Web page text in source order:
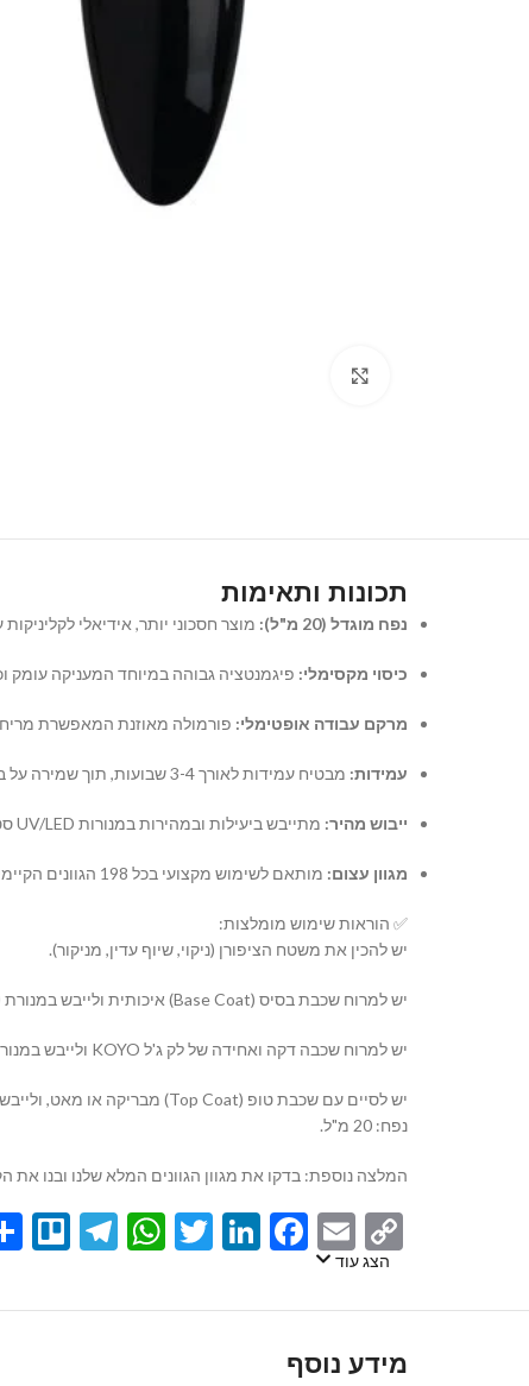
תכונות ותאימות
נפח מוגדל (20 מ"ל): מוצר חסכוני יותר, אידיאלי
כיסוי מקסימלי: פיגמנטציה גבוהה במיוחד המעניקה עומק
מרקם עבודה אופטימלי: פורמולה מאוזנת המאפשרת מריחה
עמידות: מבטיח עמידות לאורך 3-4 שבועות, תוך שמירה על ברק אינטנסיבי ושלמות הציפורן.
ייבוש מהיר: מתייבש ביעילות ובמהירות במנורות UV/LED סטנדרטיות.
מגוון עצום: מותאם לשימוש מקצועי בכל 198 הגוונים הקיימים בסדרת KOYO, לבניית קולקציה מקיפה ומעודכנת.
✅ הוראות שימוש מומלצות:
יש להכין את משטח הציפורן (ניקוי, שיוף עדין, מניקור).
יש למרוח שכבת בסיס (Base Coat) איכותית ולייבש במנורת UV/LED.
יש למרוח שכבה דקה ואחידה של לק ג'ל KOYO ולייבש במנורה. במידת הצורך, יש לחזור על הפעולה עם שכבה שנייה.
יש לסיים עם שכבת טופ (Top Coat) מבריקה או מאט, ולייבש במנורה לאיטום והשגת הגימור המושלם.
נפח: 20 מ"ל.
המלצה נוספת: בדקו את מגוון הגוונים המלא שלנו ובנו את
Copy
Link
Email
Facebook
LinkedIn
Twitter
הצג עוד
מידע נוסף